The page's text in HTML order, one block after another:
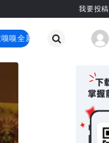
我要投稿
新升级 虎嗅嗅全新升级